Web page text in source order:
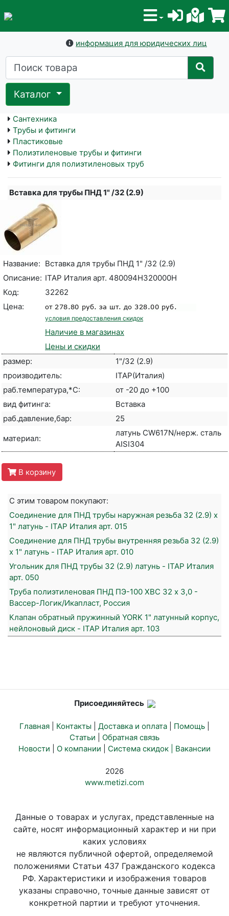
информация для юридических лиц
Каталог
Сантехника
Трубы и фитинги
Пластиковые
Полиэтиленовые трубы и фитинги
Фитинги для полиэтиленовых труб
Вставка для трубы ПНД 1" /32 (2.9)
Название: Вставка для трубы ПНД 1" /32 (2.9)
Описание: ITAP Италия арт. 480094H320000H
Код:
32262
Цена:
условия предоставления скидок
Наличие в магазинах
Цены и скидки
размер:
1"/32 (2.9)
производитель:
ITAP(Италия)
раб.температура,*С:
от -20 до +100
вид фитинга:
Вставка
раб.давление,бар:
25
материал:
латунь CW617N/нерж. сталь
AISI304
В корзину
С этим товаром покупают:
Соединение для ПНД трубы наружная резьба 32 (2.9) х
1" латунь - ITAP Италия арт. 015
Соединение для ПНД трубы внутренняя резьба 32 (2.9)
х 1" латунь - ITAP Италия арт. 010
Угольник для ПНД трубы 32 (2.9) латунь - ITAP Италия
арт. 050
Труба полиэтиленовая ПНД ПЭ-100 ХВС 32 х 3,0 -
Вассер-Логик/Икапласт, Россия
Клапан обратный пружинный YORK 1" латунный корпус,
нейлоновый диск - ITAP Италия арт. 103
Присоединяйтесь
Главная Контакты Доставка и оплата Помощь
Статьи
Обратная связь
Новости
О компании Система скидок | Вакансии
2026
www.metizi.com
Данные о товарах и услугах, представленные на
сайте, носят информационный характер и ни при
каких условиях
не являются публичной офертой, определяемой
положениями Статьи 437 Гражданского кодекса
РФ. Характеристики и изображения товаров
указаны справочно, точные данные зависят от
конкретной партии и требуют уточнения.